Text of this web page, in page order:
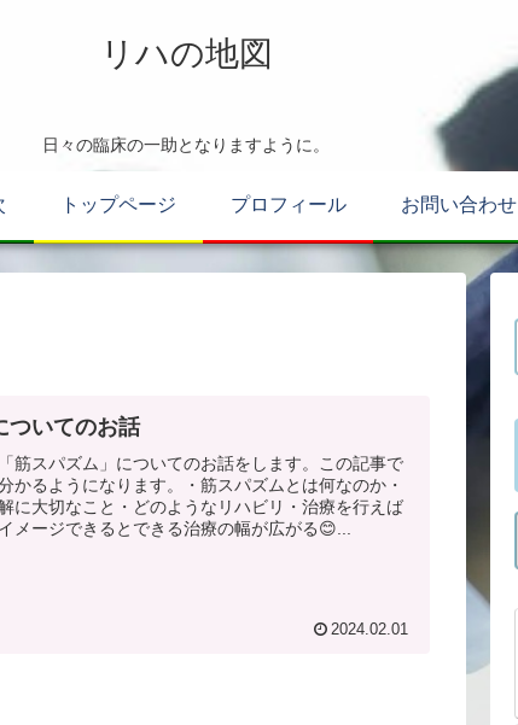
リハの地図
日々の臨床の一助となりますように。
トップページ プロフィール お問い合わせ
ついてのお話
筋スパズム」についてのお話をします。この記事で
かるようになります。・筋スパズムとは何なのか・
に大切なこと・どのようなリハビリ・治療を行えば
メージできるとできる治療の幅が広がる😊...
2024.02.01